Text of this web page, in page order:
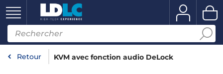
Retour KVM avec fonction audio DeLock